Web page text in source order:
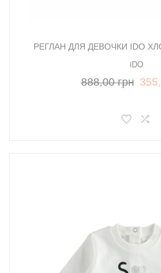
РЕГЛАН ДЛЯ ДЕВОЧКИ IDO
iDO
888,00 грн